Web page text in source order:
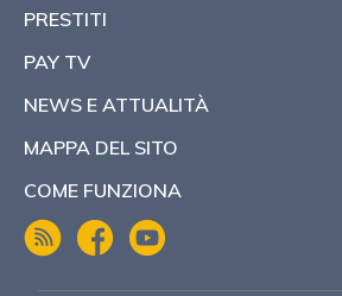
PRESTITI
PAY TV
NEWS E ATTUALITÀ
MAPPA DEL SITO
COME FUNZIONA